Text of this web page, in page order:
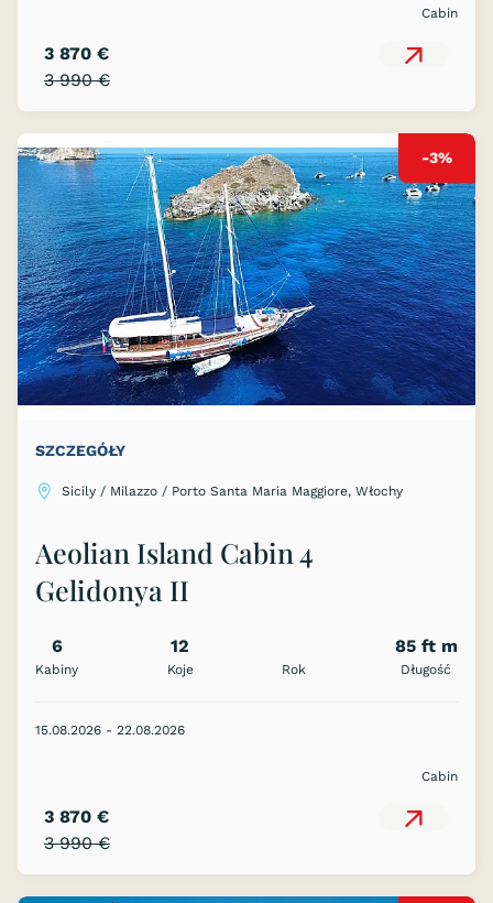
Cabin
3 990 €
3 870 €
-3%
SZCZEGÓŁY
Sicily / Milazzo / Porto Santa Maria Maggiore, Włochy
Aeolian Island Cabin 4
Gelidonya II
6
Kabiny
12
Koje Rok
85 ft m
Długość
15.08.2026 - 22.08.2026
Cabin
3 990 €
3 870 €